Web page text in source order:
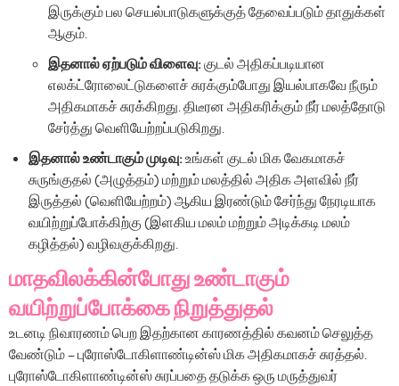
இருக்கும் பல செயல்பாடுகளுக்குத் தேவைப்படும் தாதுக்கள்
ஆகும்.
இதனால் ஏற்படும் விளைவு:குடல் அதிகப்படியான
எலக்ட்ரோலைட்டுகளைச் சுரக்கும்போது ​​இயல்பாகவே நீரும்
அதிகமாகச் சுரக்கிறது. திடீரன அதிகரிக்கும் நீர் மலத்தோடு
சேர்த்து வெளியேற்றப்படுகிறது.
இதனால் உண்டாகும் முடிவு:உங்கள் குடல் மிக வேகமாகச்
சுருங்குதல் (அழுத்தம்) மற்றும் மலத்தில் அதிக அளவில் நீர்
இருத்தல் (வெளியேற்றம்) ஆகிய இரண்டும் சேர்ந்து நேரடியாக
வயிற்றுப்போக்கிற்கு (இளகிய மலம் மற்றும் அடிக்கடி மலம்
கழித்தல்) வழிவகுக்கிறது.
மாதவிலக்கின்போது உண்டாகும்
வயிற்றுப்போக்கை நிறுத்துதல்
உடனடி நிவாரணம் பெற இதற்கான காரணத்தில் கவனம் செலுத்த
வேண்டும் – புரோஸ்டோகிளாண்டின்ஸ் மிக அதிகமாகச் சுரத்தல்.
புரோஸ்டோகிளாண்டின்ஸ் சுரப்பதை தடுக்க ஒரு மருத்துவர்